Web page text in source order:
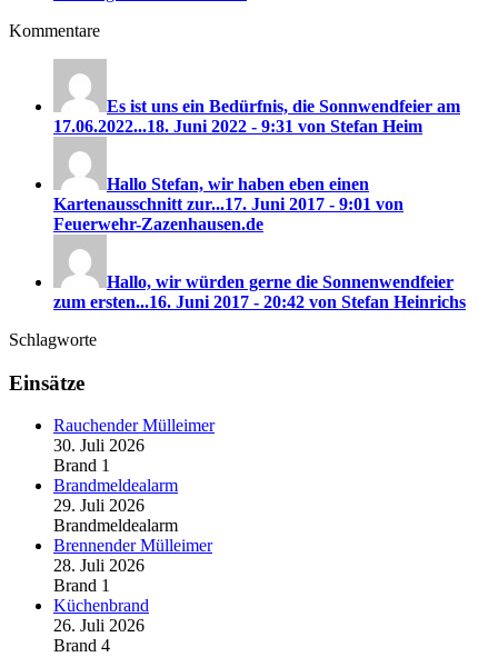
Kommentare
Es ist uns ein Bedürfnis, die Sonnwendfeier am
17.06.2022...18. Juni 2022 - 9:31 von Stefan Heim
Hallo Stefan, wir haben eben einen
Kartenausschnitt zur...17. Juni 2017 - 9:01 von
Feuerwehr-Zazenhausen.de
Hallo, wir würden gerne die Sonnenwendfeier
zum ersten...16. Juni 2017 - 20:42 von Stefan Heinrichs
Schlagworte
Einsätze
Rauchender Mülleimer
30. Juli 2026
Brand 1
Brandmeldealarm
29. Juli 2026
Brandmeldealarm
Brennender Mülleimer
28. Juli 2026
Brand 1
Küchenbrand
26. Juli 2026
Brand 4